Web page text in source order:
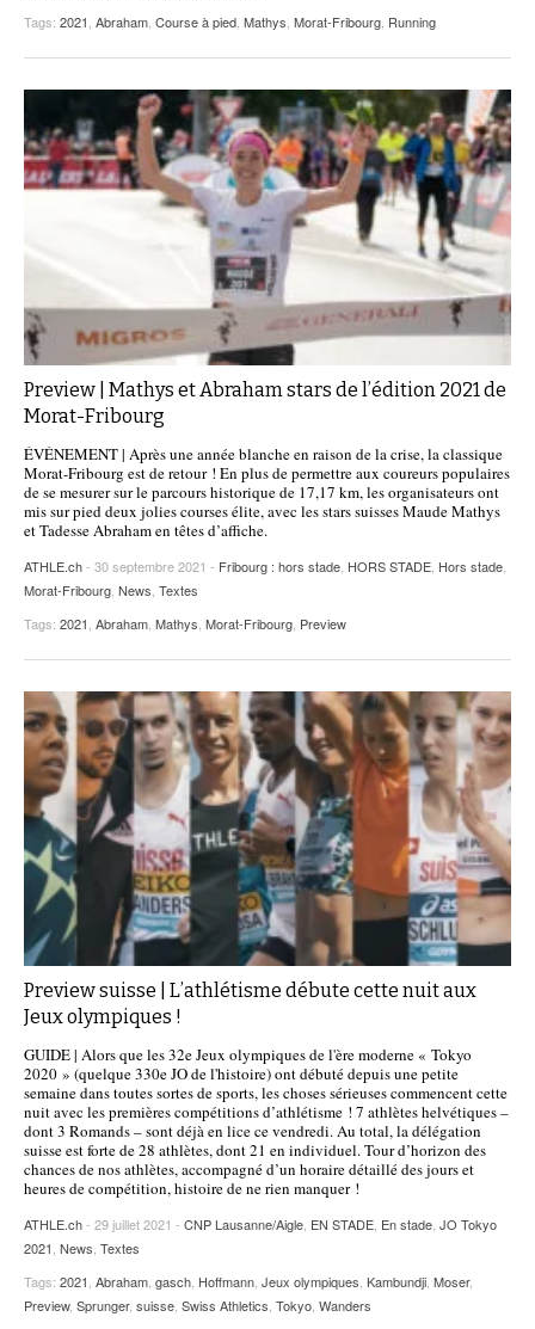
Tags: 2021 Abraham Course à pied Mathys Morat-Fribourg Running
Preview | Mathys et Abraham stars de l’édition 2021 de
Morat-Fribourg
ÉVÉNEMENT | Après une année blanche en raison de la crise, la classique
Morat-Fribourg est de retour ! En plus de permettre aux coureurs populaires
de se mesurer sur le parcours historique de 17,17 km, les organisateurs ont
mis sur pied deux jolies courses élite, avec les stars suisses Maude Mathys
et Tadesse Abraham en têtes d’affiche.
ATHLE.ch- 30 septembre 2021 - Fribourg : hors stade HORS STADE Hors stade
Morat-Fribourg News Textes
Tags: 2021 Abraham Mathys Morat-Fribourg Preview
Preview suisse | L’athlétisme débute cette nuit aux
Jeux olympiques !
GUIDE | Alors que les 32e Jeux olympiques de l'ère moderne « Tokyo
2020 » (quelque 330e JO de l'histoire) ont débuté depuis une petite
semaine dans toutes sortes de sports, les choses sérieuses commencent cette
nuit avec les premières compétitions d’athlétisme ! 7 athlètes helvétiques –
dont 3 Romands – sont déjà en lice ce vendredi. Au total, la délégation
suisse est forte de 28 athlètes, dont 21 en individuel. Tour d’horizon des
chances de nos athlètes, accompagné d’un horaire détaillé des jours et
heures de compétition, histoire de ne rien manquer !
ATHLE.ch- 29 juillet 2021 - CNP Lausanne/Aigle, EN STADE, En stade, JO Tokyo
2021, News, Textes
Tags: 2021, Abraham, gasch, Hoffmann, Jeux olympiques, Kambundji, Moser,
Preview, Sprunger, suisse, Swiss Athletics, Tokyo, Wanders